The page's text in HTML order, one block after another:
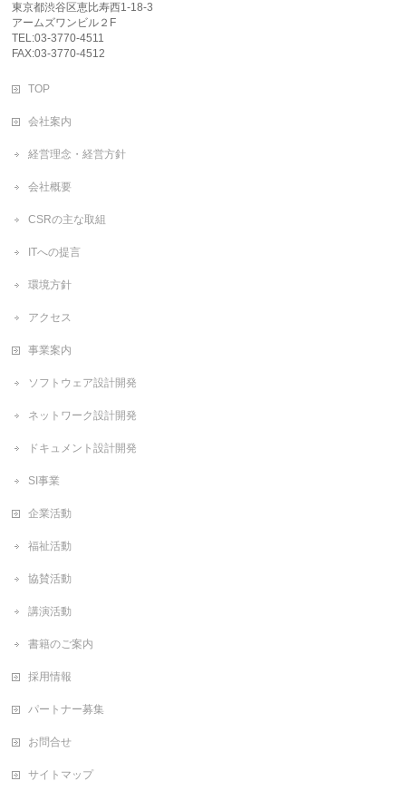
東京都渋谷区恵比寿西1-18-3
アームズワンビル２F
TEL:03-3770-4511
FAX:03-3770-4512
TOP
会社案内
経営理念・経営方針
会社概要
CSRの主な取組
ITへの提言
環境方針
アクセス
事業案内
ソフトウェア設計開発
ネットワーク設計開発
ドキュメント設計開発
SI事業
企業活動
福祉活動
協賛活動
講演活動
書籍のご案内
採用情報
パートナー募集
お問合せ
サイトマップ